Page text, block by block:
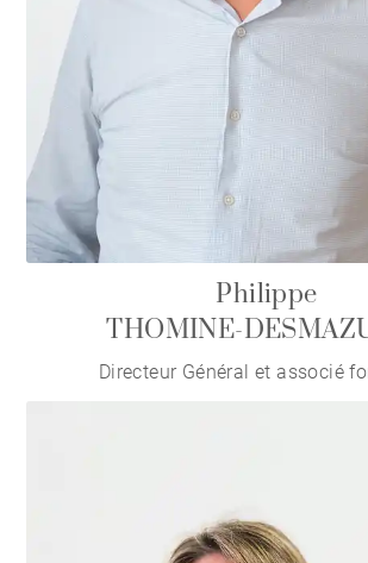
Philippe
THOMINE-
Directeur Général et associé